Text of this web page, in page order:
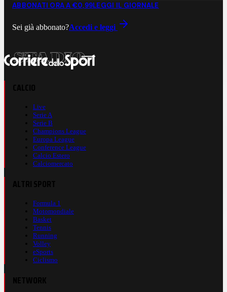
ABBONATI ORA A €0,99LEGGI IL GIORNALE
Sei già abbonato?Accedi e leggi
Live
Serie A
Serie B
Champions League
Europa League
Conference League
Calcio Estero
Calciomercato
Formula 1
Motomondiale
Basket
Tennis
Running
Volley
eSports
Ciclismo